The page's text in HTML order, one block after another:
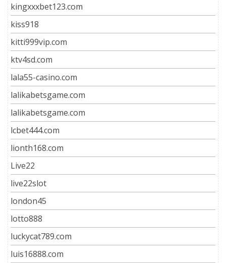
kingxxxbet123.com
kiss918
kitti999vip.com
ktv4sd.com
lala55-casino.com
lalikabetsgame.com
lalikabetsgame.com
lcbet444.com
lionth168.com
Live22
live22slot
london45
lotto888
luckycat789.com
luis16888.com